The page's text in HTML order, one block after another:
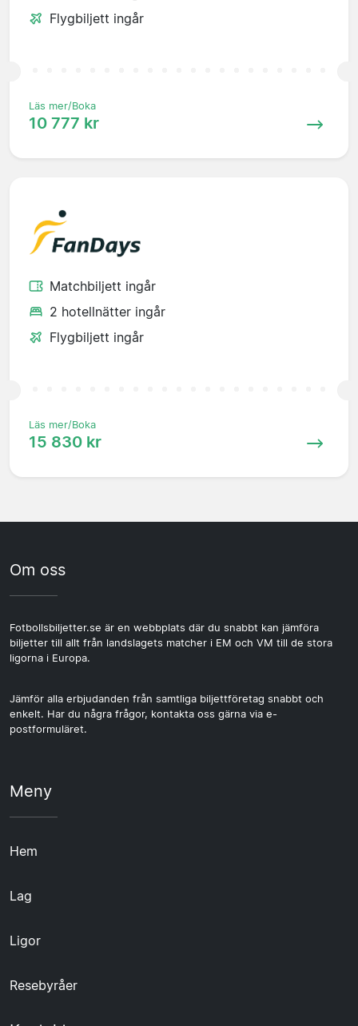
Flygbiljett ingår
Läs mer/Boka
10 777 kr
Matchbiljett ingår
2 hotellnätter ingår
Flygbiljett ingår
Läs mer/Boka
15 830 kr
Om oss
Fotbollsbiljetter.se är en webbplats där du snabbt kan jämföra
biljetter till allt från landslagets matcher i EM och VM till de stora
ligorna i Europa.
Jämför alla erbjudanden från samtliga biljettföretag snabbt och
enkelt. Har du några frågor, kontakta oss gärna via e-
postformuläret.
Meny
Hem
Lag
Ligor
Resebyråer